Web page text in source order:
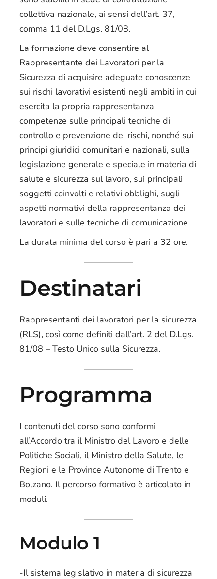
collettiva nazionale, ai sensi dell’art. 37,
comma 11 del D.Lgs. 81/08.
La formazione deve consentire al
Rappresentante dei Lavoratori per la
Sicurezza di acquisire adeguate conoscenze
sui rischi lavorativi esistenti negli ambiti in cui
esercita la propria rappresentanza,
competenze sulle principali tecniche di
controllo e prevenzione dei rischi, nonché sui
principi giuridici comunitari e nazionali, sulla
legislazione generale e speciale in materia di
salute e sicurezza sul lavoro, sui principali
soggetti coinvolti e relativi obblighi, sugli
aspetti normativi della rappresentanza dei
lavoratori e sulle tecniche di comunicazione.
La durata minima del corso è pari a 32 ore.
Destinatari
Rappresentanti dei lavoratori per la sicurezza
(RLS), così come definiti dall’art. 2 del D.Lgs.
81/08 – Testo Unico sulla Sicurezza.
Programma
I contenuti del corso sono conformi
all’Accordo tra il Ministro del Lavoro e delle
Politiche Sociali, il Ministro della Salute, le
Regioni e le Province Autonome di Trento e
Bolzano. Il percorso formativo è articolato in
moduli.
Modulo 1
-Il sistema legislativo in materia di sicurezza